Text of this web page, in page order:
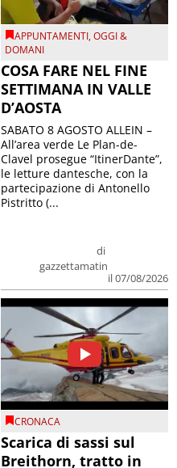
APPUNTAMENTI,OGGI &
DOMANI
COSA FARE NEL FINE
SETTIMANA IN VALLE
D’AOSTA
di
gazzettamatin
il 07/08/2026
SABATO 8 AGOSTO ALLEIN –
All’area verde Le Plan-de-
Clavel prosegue “ItinerDante”,
le letture dantesche, con la
partecipazione di Antonello
Pistritto (...
CRONACA
Scarica di sassi sul
Breithorn, tratto in